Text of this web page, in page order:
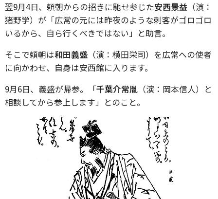
翌9月4日、頼朝からの招きに馳せ参じた安西景益 （演：
猪野学）が「広常の元には昨夜のような刺客がゴロゴロ
いるから、自ら行くべきではない」と助言。
そこで頼朝は和田義盛 （演：横田栄司）を広常への使者
に向かわせ、自身は安西館に入ります。
9月6日、義盛が帰参。「千葉介常胤 （演：岡本信人）と
相談してから参上します」とのこと。